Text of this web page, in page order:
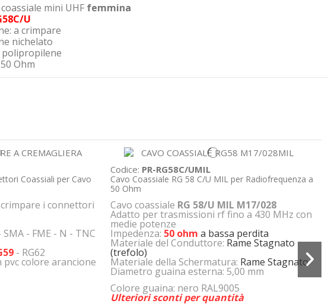
mini UHF femmina
U
a crimpare
nichelato
Ohm
Coassiali per Cavo
i connettori
- FME - N - TNC
- RG62
colore arancione
Codice: PR-RG58C/UMIL
Cavo Coassiale RG 58 C/U MIL per Radiofrequenza a
50 Ohm
Cavo coassiale RG 58/U MIL M17/028
Adatto per trasmissioni rf fino a 430 MHz con
medie potenze
Impedenza: 50 ohm a bassa perdita
Materiale del Conduttore: Rame Stagnato
(trefolo)
Materiale della Schermatura: Rame Stagnato
Diametro guaina esterna: 5,00 mm
Colore guaina: nero RAL9005
Ulteriori sconti per quantità